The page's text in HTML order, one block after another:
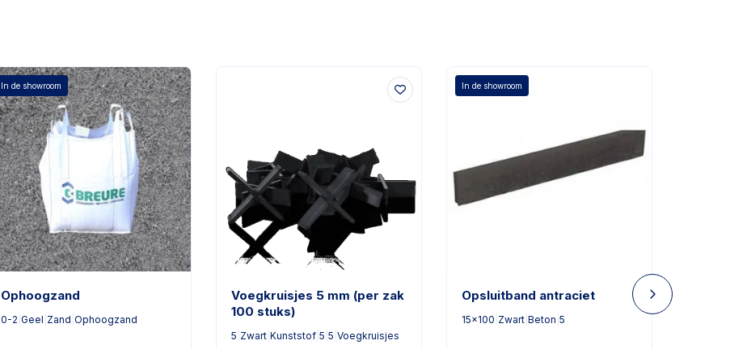
In de showroom
Ophoogzand
0-2 Geel Zand Ophoogzand
Voegkruisjes 5 mm (per zak
100 stuks)
5 Zwart Kunststof 5 5 Voegkruisjes
In de showroom
Opsluitband antraciet
15x100 Zwart Beton 5